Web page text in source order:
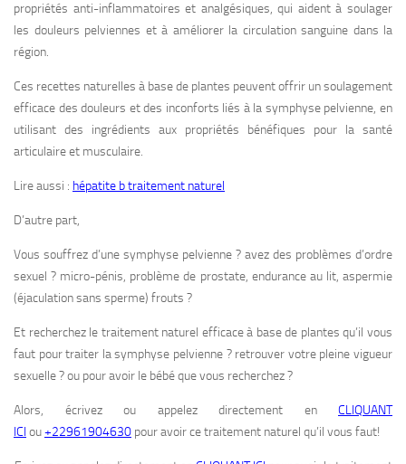
propriétés anti-inflammatoires et analgésiques, qui aident à soulager
les douleurs pelviennes et à améliorer la circulation sanguine dans la
région.
Ces recettes naturelles à base de plantes peuvent offrir un soulagement
efficace des douleurs et des inconforts liés à la symphyse pelvienne, en
utilisant des ingrédients aux propriétés bénéfiques pour la santé
articulaire et musculaire.
Lire aussi : hépatite b traitement naturel
D’autre part,
Vous souffrez d’une symphyse pelvienne ? avez des problèmes d’ordre
sexuel ? micro-pénis, problème de prostate, endurance au lit, aspermie
(éjaculation sans sperme) frouts ?
Et recherchez le traitement naturel efficace à base de plantes qu’il vous
faut pour traiter la symphyse pelvienne ? retrouver votre pleine vigueur
sexuelle ? ou pour avoir le bébé que vous recherchez ?
Alors, écrivez ou appelez directement en CLIQUANT
ICI ou+22961904630 pour avoir ce traitement naturel qu’il vous faut!